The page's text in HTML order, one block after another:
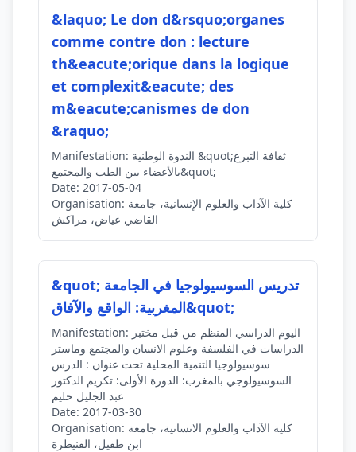
&laquo; Le don d&rsquo;organes
comme contre don : lecture
th&eacute;orique dans la logique
et complexit&eacute; des
m&eacute;canismes de don
&raquo;
Manifestation:
بالأعضاء بين الطب والمجتمع&quot;
Date: 2017-05-04
Organisation:
القاضي عياض، مراكش
&quot; تدريس السوسيولوجيا في الجامعة
المغربية: الواقع والآفاق&quot;
Manifestation:
الدراسات في الفلسفة وعلوم الانسان والمجتمع وماستر
سوسيولوجيا التنمية المحلية تحت عنوان : الدرس
السوسيولوجي بالمغرب: الدورة الأولى: تكريم الدكتور
عبد الجليل حليم
Date: 2017-03-30
Organisation:
ابن طفيل، القنيطرة